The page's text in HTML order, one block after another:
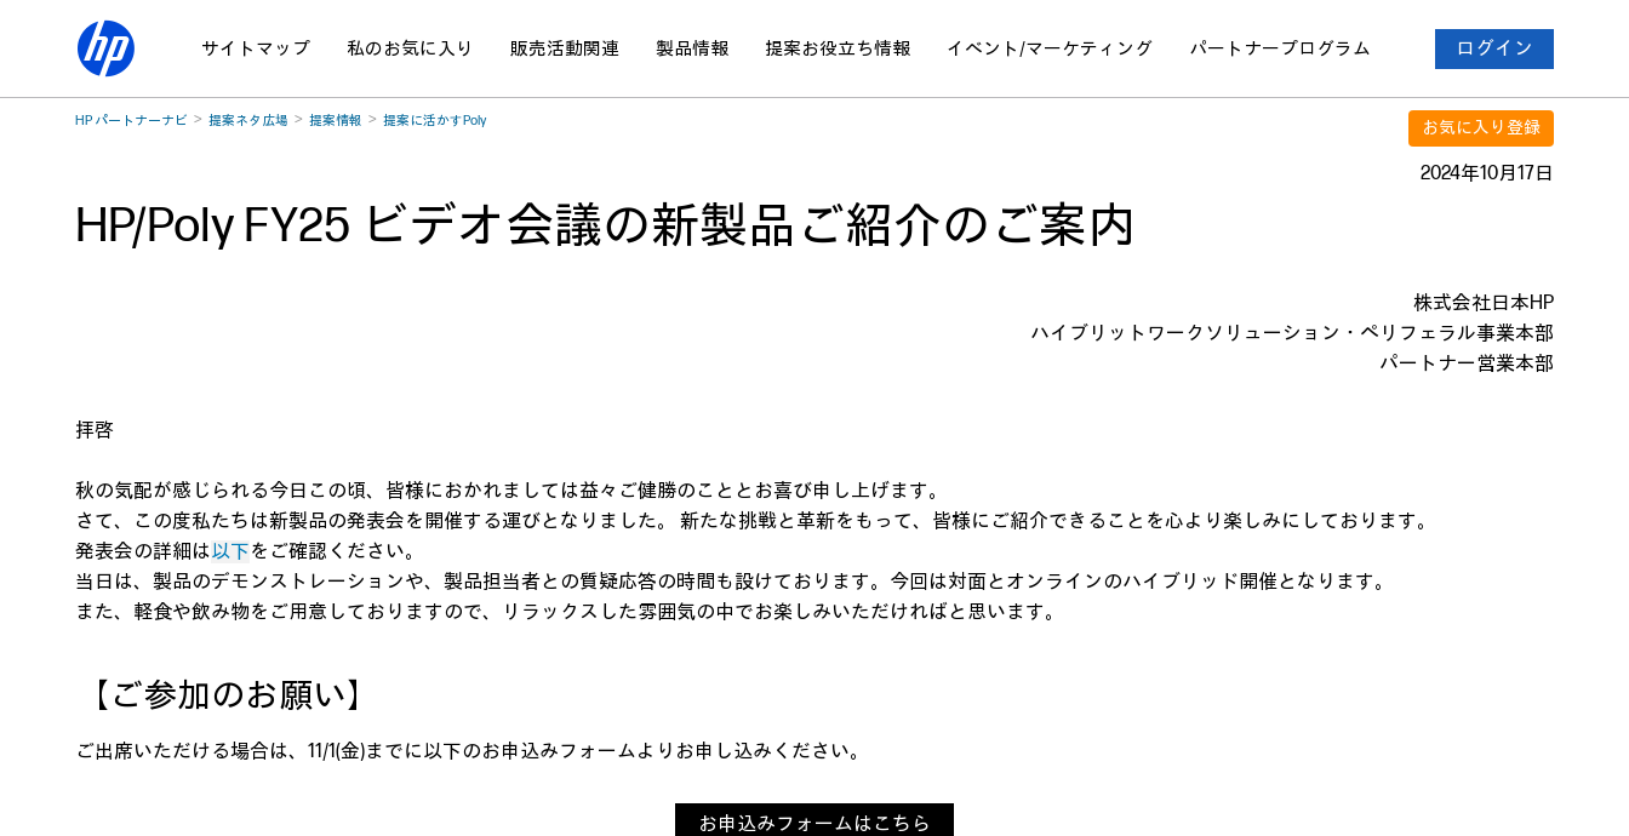
サイトマップ 私のお気に入り 販売活動関連 製品情報 提案お役立ち情報 イベント/マーケティング パートナープログラム ログイン
HP パートナーナビ 提案ネタ広場 提案情報 提案に活かすPoly お気に入り登録
2024年10月17日
HP/Poly FY25 ビデオ会議の新製品ご紹介のご案内
株式会社日本HP
ハイブリットワークソリューション・ペリフェラル事業本部
パートナー営業本部
拝啓
秋の気配が感じられる今日この頃、皆様におかれましては益々ご健勝のこととお喜び申し上げます。
さて、この度私たちは新製品の発表会を開催する運びとなりました。 新たな挑戦と革新をもって、皆様にご紹介できることを心より楽しみにしております。
発表会の詳細は以下をご確認ください。
当日は、製品のデモンストレーションや、製品担当者との質疑応答の時間も設けております。今回は対面とオンラインのハイブリッド開催となります。
また、軽食や飲み物をご用意しておりますので、リラックスした雰囲気の中でお楽しみいただければと思います。
【ご参加のお願い】
ご出席いただける場合は、11/1(金)までに以下のお申込みフォームよりお申し込みください。
お申込みフォームはこちら